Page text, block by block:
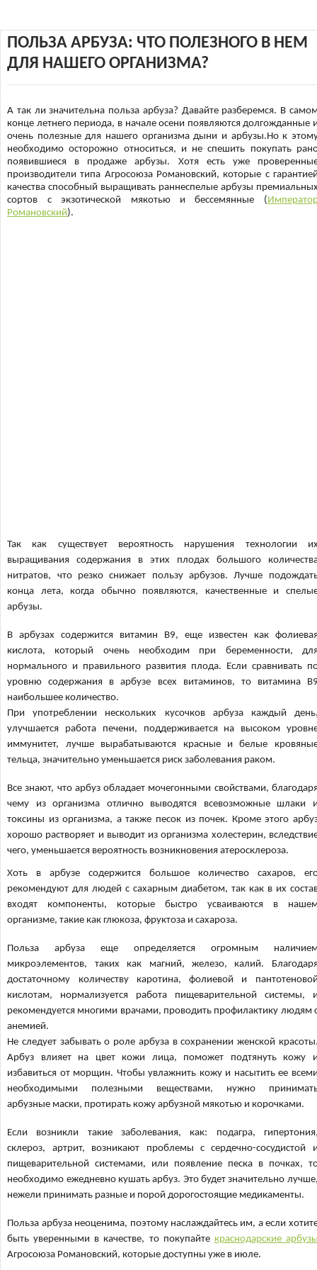
ПОЛЬЗА АРБУЗА: ЧТО ПОЛЕЗНОГО В НЕМ
ДЛЯ НАШЕГО ОРГАНИЗМА?
А так ли значительна польза арбуза? Давайте разберемся. В
конце летнего периода, в начале осени появляются долгожданные
очень полезные для нашего организма дыни и арбузы.Но к
необходимо осторожно относиться, и не спешить покупать
появившиеся в продаже арбузы. Хотя есть уже
производители типа Агросоюза Романовский, которые с
качества способный выращивать раннеспелые арбузы
сортов с экзотической мякотью и бессемянные (
Романовский).
Так как существует вероятность нарушения технологии
выращивания содержания в этих плодах большого
нитратов, что резко снижает пользу арбузов. Лучше
конца лета, когда обычно появляются, качественные и
арбузы.
В арбузах содержится витамин В9, еще известен как
кислота, который очень необходим при беременности,
нормального и правильного развития плода. Если сравнивать
уровню содержания в арбузе всех витаминов, то витамина
наибольшее количество.
При употреблении нескольких кусочков арбуза каждый
улучшается работа печени, поддерживается на высоком
иммунитет, лучше вырабатываются красные и белые
тельца, значительно уменьшается риск заболевания раком.
Все знают, что арбуз обладает мочегонными свойствами,
чему из организма отлично выводятся всевозможные шлаки
токсины из организма, а также песок из почек. Кроме этого
хорошо растворяет и выводит из организма холестерин,
чего, уменьшается вероятность возникновения атеросклероза.
Хоть в арбузе содержится большое количество сахаров,
рекомендуют для людей с сахарным диабетом, так как в их
входят компоненты, которые быстро усваиваются в
организме, такие как глюкоза, фруктоза и сахароза.
Польза арбуза еще определяется огромным
микроэлементов, таких как магний, железо, калий.
достаточному количеству каротина, фолиевой и
кислотам, нормализуется работа пищеварительной системы,
рекомендуется многими врачами, проводить профилактику людям
анемией.
Не следует забывать о роле арбуза в сохранении женской
Арбуз влияет на цвет кожи лица, поможет подтянуть кожу
избавиться от морщин. Чтобы увлажнить кожу и насытить ее
необходимыми полезными веществами, нужно
арбузные маски, протирать кожу арбузной мякотью и корочками.
Если возникли такие заболевания, как: подагра,
склероз, артрит, возникают проблемы с сердечно-сосудистой
пищеварительной системами, или появление песка в почках,
необходимо ежедневно кушать арбуз. Это будет значительно
нежели принимать разные и порой дорогостоящие медикаменты.
Польза арбуза неоценима, поэтому наслаждайтесь им, а если
быть уверенными в качестве, то покупайте краснодарские
Агросоюза Романовский, которые доступны уже в июле.